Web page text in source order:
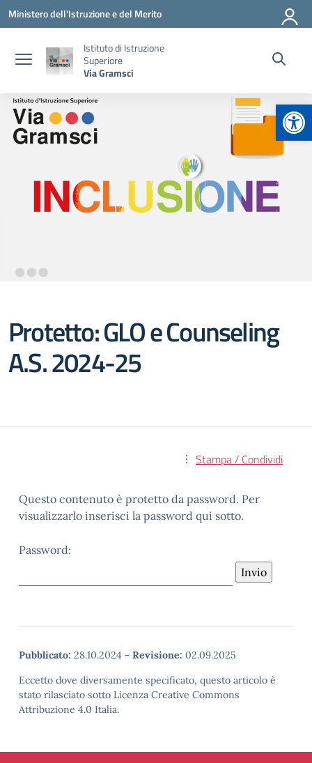
Vai ai contenuti
Vai al menu di navigazione
Vai al footer
Ministero dell'Istruzione e del Merito
Istituto di Istruzione
Superiore
Via Gramsci
Protetto: GLO e Counseling
A.S. 2024-25
Stampa / Condividi
Questo contenuto è protetto da password. Per
visualizzarlo inserisci la password qui sotto.
Password:
Pubblicato: 28.10.2024 - Revisione: 02.09.2025
Eccetto dove diversamente specificato, questo articolo è
stato rilasciato sotto Licenza Creative Commons
Attribuzione 4.0 Italia.